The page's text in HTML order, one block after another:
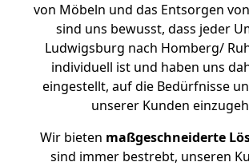
von Möbeln und das Entsorgen
sind uns bewusst, dass jeder
Ludwigsburg nach Homberg/
individuell ist und haben uns
eingestellt, auf die Bedürfnisse
unserer Kunden
Wir bieten maßgeschneiderte
sind immer bestrebt, unseren